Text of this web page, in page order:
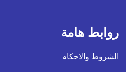
روابط هامة
الشروط والاحكام